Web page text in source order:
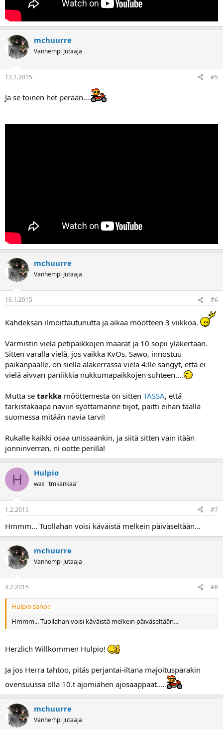
mchuurre
Vanhempi Jutaaja
12.1.2015 #5
Ja se toinen het perään....
mchuurre
Vanhempi Jutaaja
16.1.2015 #6
Kahdeksan ilmoittautunutta ja aikaa möötteen 3 viikkoa.
Varmistin vielä petipaikkojen määrät ja 10 sopii yläkertaan.
Sitten varalla vielä, jos vaikka KvOs. Sawo, innostuu
paikanpäälle, on siellä alakerrassa vielä 4:lle sängyt, että ei
vielä aivvan paniikkia nukkumapaikkojen suhteen....
Mutta se tarkka mööttemesta on sitten TÄSSÄ, että
tarkistakaapa naviin syöttämänne tiijot, paitti eihän täällä
suomessa mitään navia tarvi!
Rukalle kaikki osaa unissaankin, ja siitä sitten vain itään
jonninverran, ni ootte perillä!
H Hulpio
was "tmkankaa"
1.2.2015 #7
Hmmm... Tuollahan voisi käväistä melkein päiväseltään...
mchuurre
Vanhempi Jutaaja
4.2.2015 #8
Hulpio sanoi:
Hmmm... Tuollahan voisi käväistä melkein päiväseltään...
Herzlich Willkommen Hulpio!
Ja jos Herra tahtoo, pitäs perjantai-iltana majoitusparakin
ovensuussa olla 10.t ajomiähen ajosaappaat.....
mchuurre
Vanhempi Jutaaja